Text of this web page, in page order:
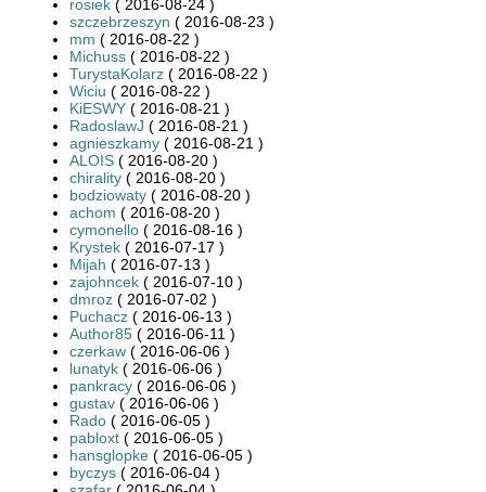
rosiek ( 2016-08-24 )
szczebrzeszyn ( 2016-08-23 )
mm ( 2016-08-22 )
Michuss ( 2016-08-22 )
TurystaKolarz ( 2016-08-22 )
Wiciu ( 2016-08-22 )
KiESWY ( 2016-08-21 )
RadoslawJ ( 2016-08-21 )
agnieszkamy ( 2016-08-21 )
ALOIS ( 2016-08-20 )
chirality ( 2016-08-20 )
bodziowaty ( 2016-08-20 )
achom ( 2016-08-20 )
cymonello ( 2016-08-16 )
Krystek ( 2016-07-17 )
Mijah ( 2016-07-13 )
zajohncek ( 2016-07-10 )
dmroz ( 2016-07-02 )
Puchacz ( 2016-06-13 )
Author85 ( 2016-06-11 )
czerkaw ( 2016-06-06 )
lunatyk ( 2016-06-06 )
pankracy ( 2016-06-06 )
gustav ( 2016-06-06 )
Rado ( 2016-06-05 )
pabloxt ( 2016-06-05 )
hansglopke ( 2016-06-05 )
byczys ( 2016-06-04 )